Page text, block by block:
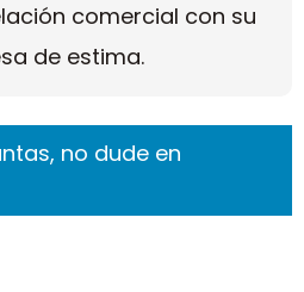
comercial con su
de estima.
no dude en